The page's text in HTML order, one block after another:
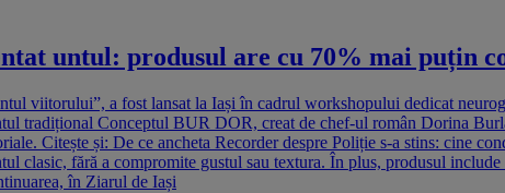
untul: produsul are cu 70% mai puțin
viitorului”, a fost lansat la Iași în cadrul workshopului dedicat
tradițional Conceptul BUR DOR, creat de chef-ul român Dorina
Citește și: De ce ancheta Recorder despre Poliție s-a stins: cine
clasic, fără a compromite gustul sau textura. În plus, produsul
în Ziarul de Iași